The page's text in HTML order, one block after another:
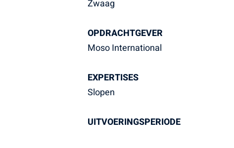
Zwaag
OPDRACHTGEVER
Moso International
EXPERTISES
Slopen
UITVOERINGSPERIODE